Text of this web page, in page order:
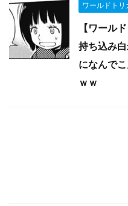
ワールドトリ
【ワール
持ち込み
になんで
ｗｗ